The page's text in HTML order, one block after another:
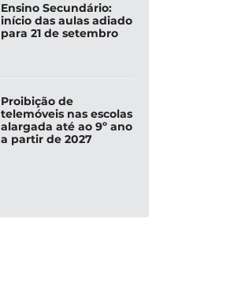
Ensino Secundário:
início das aulas adiado
para 21 de setembro
Proibição de
telemóveis nas escolas
alargada até ao 9º ano
a partir de 2027